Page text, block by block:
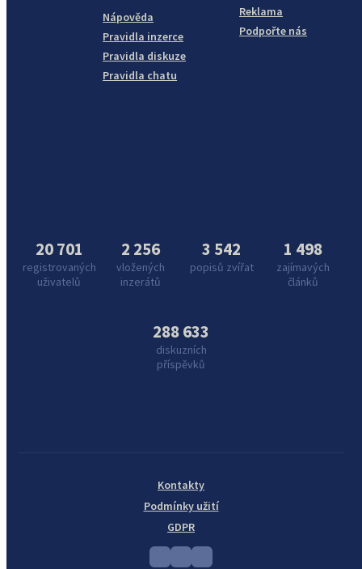
Nápověda
Pravidla inzerce
Pravidla diskuze
Pravidla chatu
Reklama
Podpořte nás
20 701
registrovaných
uživatelů
2 256
vložených
inzerátů
3 542
popisů zvířat
1 498
zajímavých
článků
288 633
diskuzních
příspěvků
Kontakty
Podmínky užití
GDPR